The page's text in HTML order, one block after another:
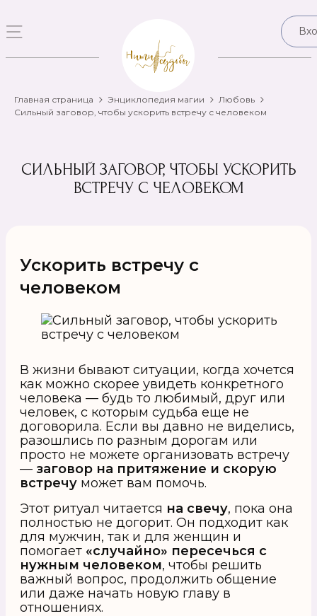
Главная страница Энциклопедия магии
Любовь
Сильный заговор, чтобы ускорить встречу с человеком
СИЛЬНЫЙ ЗАГОВОР, ЧТОБЫ УСКОРИТЬ
ВСТРЕЧУ С ЧЕЛОВЕКОМ
Ускорить встречу с
человеком
В жизни бывают ситуации, когда хочется
как можно скорее увидеть конкретного
человека — будь то любимый, друг или
человек, с которым судьба еще не
договорила. Если вы давно не виделись,
разошлись по разным дорогам или
просто не можете организовать встречу
— заговор на притяжение и скорую
встречу может вам помочь.
Этот ритуал читается на свечу, пока она
полностью не догорит. Он подходит как
для мужчин, так и для женщин и
помогает «случайно» пересечься с
нужным человеком, чтобы решить
важный вопрос, продолжить общение
или даже начать новую главу в
отношениях.